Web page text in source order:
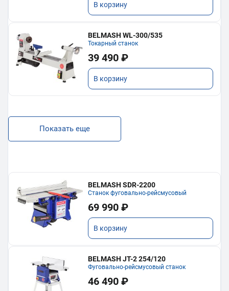
В корзину
BELMASH WL-300/535
Токарный станок
39 490 ₽
В корзину
Показать еще
BELMASH SDR-2200
Станок фуговально-рейсмусовый
69 990 ₽
В корзину
BELMASH JT-2 254/120
Фуговально-рейсмусовый станок
46 490 ₽